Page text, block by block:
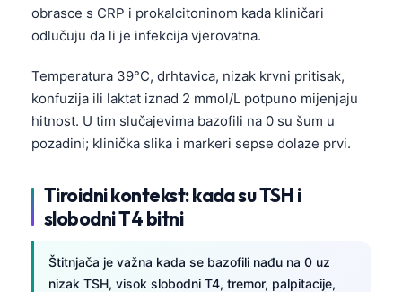
obrasce s CRP i prokalcitoninom kada kliničari
odlučuju da li je infekcija vjerovatna.
Temperatura 39°C, drhtavica, nizak krvni pritisak,
konfuzija ili laktat iznad 2 mmol/L potpuno mijenjaju
hitnost. U tim slučajevima bazofili na 0 su šum u
pozadini; klinička slika i markeri sepse dolaze prvi.
Tiroidni kontekst: kada su TSH i
slobodni T4 bitni
Štitnjača je važna kada se bazofili nađu na 0 uz
nizak TSH, visok slobodni T4, tremor, palpitacije,
Polski
Slovenščina
Magyar
বাংলা
اردو
मराठी
తెలుగు
தமிழ்